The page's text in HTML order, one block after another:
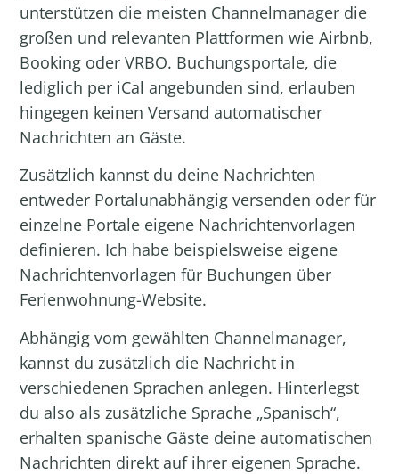
unterstützen die meisten Channelmanager die
großen und relevanten Plattformen wie Airbnb,
Booking oder VRBO. Buchungsportale, die
lediglich per iCal angebunden sind, erlauben
hingegen keinen Versand automatischer
Nachrichten an Gäste.
Zusätzlich kannst du deine Nachrichten
entweder Portalunabhängig versenden oder für
einzelne Portale eigene Nachrichtenvorlagen
definieren. Ich habe beispielsweise eigene
Nachrichtenvorlagen für Buchungen über
Ferienwohnung-Website.
Abhängig vom gewählten Channelmanager,
kannst du zusätzlich die Nachricht in
verschiedenen Sprachen anlegen. Hinterlegst
du also als zusätzliche Sprache „Spanisch“,
erhalten spanische Gäste deine automatischen
Nachrichten direkt auf ihrer eigenen Sprache.